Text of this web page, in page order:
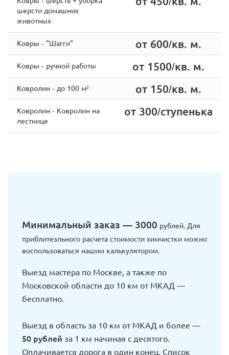
шерсти домашних
животных
Ковры - "Шагги" от 600/кв. м.
Ковры - ручной работы от 1500/кв. м.
Ковролин - до 100 м² от 150/кв. м.
Ковролин - Ковролин на
лестнице
от 300/ступенька
Минимальный заказ — 3000 рублей. Для
приблитезльного расчета стоимости химчистки можно
воспользоваться нашим калькулятором.
Выезд мастера по Москве, а также по
Московской области до 10 км от МКАД —
бесплатно.
Выезд в область за 10 км от МКАД и более —
50 рублей за 1 км начиная с десятого.
Оплачивается дорога в один конец. Список